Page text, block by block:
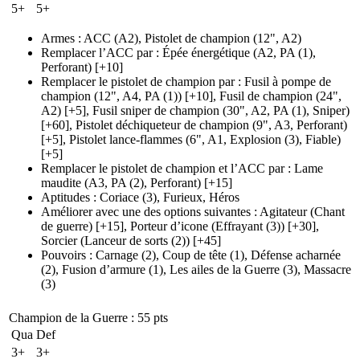
5+
5+
Armes : ACC (A2), Pistolet de champion (12", A2)
Remplacer l’ACC par : Épée énergétique (A2, PA (1),
Perforant) [+10]
Remplacer le pistolet de champion par : Fusil à pompe de
champion (12", A4, PA (1)) [+10], Fusil de champion (24",
A2) [+5], Fusil sniper de champion (30", A2, PA (1), Sniper)
[+60], Pistolet déchiqueteur de champion (9", A3, Perforant)
[+5], Pistolet lance-flammes (6", A1, Explosion (3), Fiable)
[+5]
Remplacer le pistolet de champion et l’ACC par : Lame
maudite (A3, PA (2), Perforant) [+15]
Aptitudes : Coriace (3), Furieux, Héros
Améliorer avec une des options suivantes : Agitateur(Chant
de guerre) [+15], Porteur d’icone (Effrayant (3)) [+30],
Sorcier(Lanceur de sorts (2)) [+45]
Pouvoirs : Carnage (2), Coup de tête (1), Défense acharnée
(2), Fusion d’armure (1), Les ailes de la Guerre (3), Massacre
(3)
Champion de la Guerre : 55 pts
Qua Def
3+
3+